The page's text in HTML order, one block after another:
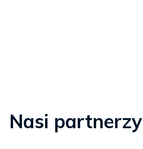
Nasi partnerzy